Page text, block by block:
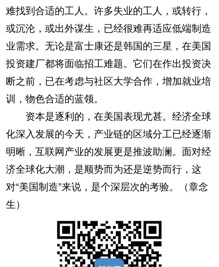
难找到合适的工人。许多失业的工人，或转行，
或沉沦，或出外谋生，已经很难再适应低端制造
业需求。无论是富士康还是韩国的三星，在美国
投资建厂都将面临招工难题。它们在作出投资决
断之前，已在考虑与社区大学合作，增加就业培
训，物色合适的蓝领。
资本是逐利的，在美国表现尤甚。经济全球
化深入发展的今天，产业链的区域分工已经逐渐
明晰，互联网产业的发展更是推波助澜。面对经
济全球化大潮，是顺势而为还是逆势而行，这
对“美国制造”来说，是个深层次的考验。（章念
生）